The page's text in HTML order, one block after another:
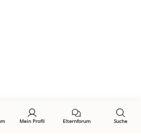
Mein Profil Elternforum Suche
rundumsbaby.de
@rundumsbaby_